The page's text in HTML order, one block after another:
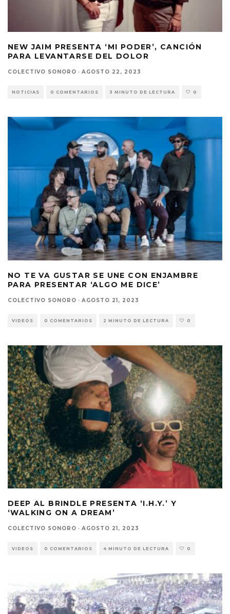
NEW JAIM PRESENTA ‘MI PODER’, CANCIÓN
PARA LEVANTARSE DEL DOLOR
COLECTIVO SONORO · AGOSTO 22, 2023
NOTICIAS 0 COMENTARIOS 3 MINUTO DE LECTURA 0
NO TE VA GUSTAR SE UNE CON ENJAMBRE
PARA PRESENTAR ‘ALGO ME DICE’
COLECTIVO SONORO · AGOSTO 21, 2023
VIDEOS 0 COMENTARIOS 2 MINUTO DE LECTURA 0
DEEP AL BRINDLE PRESENTA ‘I.H.Y.’ Y
‘WALKING ON A DREAM’
COLECTIVO SONORO · AGOSTO 21, 2023
VIDEOS 0 COMENTARIOS 4 MINUTO DE LECTURA 0